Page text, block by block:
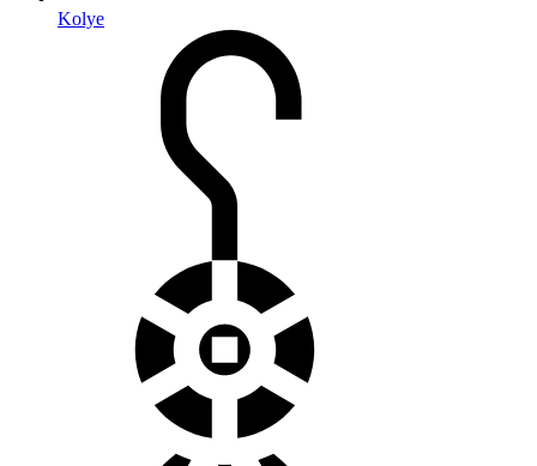
Kolye